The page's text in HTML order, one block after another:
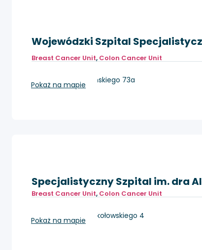
Wojewódzki Szpital
Breast Cancer Unit, Colon Cancer Unit
Wrocław, Kamieńskiego 73a
Pokaż na mapie
Specjalistyczny Szpital im. dra
Breast Cancer Unit, Colon Cancer Unit
Wałbrzych, ul. Sokołowskiego 4
Pokaż na mapie